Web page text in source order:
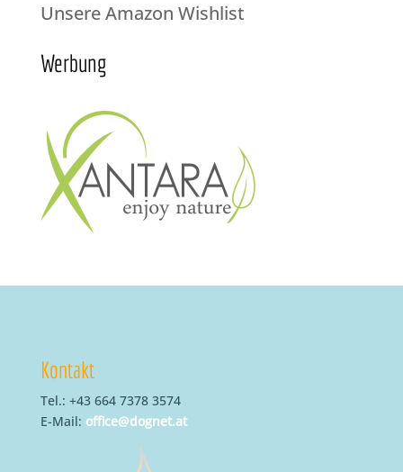
Unsere Amazon Wishlist
Werbung
Kontakt
Tel.: +43 664 7378 3574
E-Mail: office@dognet.at